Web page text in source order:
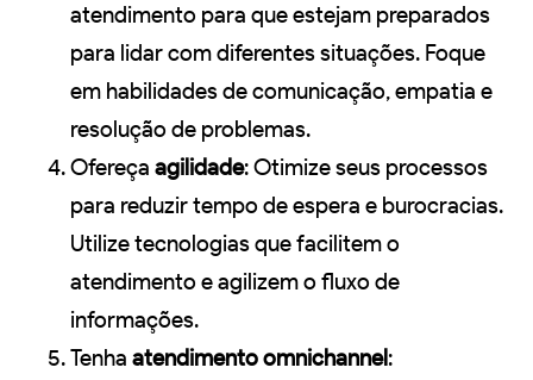
atendimento para que estejam preparados
para lidar com diferentes situações. Foque
em habilidades de comunicação, empatia e
resolução de problemas.
Ofereça agilidade: Otimize seus processos
para reduzir tempo de espera e burocracias.
Utilize tecnologias que facilitem o
atendimento e agilizem o fluxo de
informações.
Tenha atendimento omnichannel: